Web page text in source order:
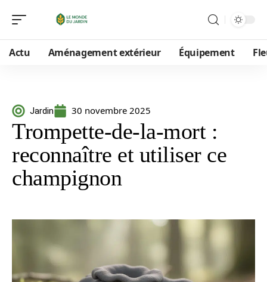
Actu Aménagement extérieur Équipement
Jardin 30 novembre 2025
Trompette-de-la-mort :
reconnaître et utiliser ce
champignon